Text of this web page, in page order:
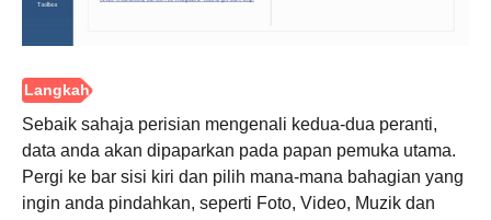
Sebaik sahaja perisian mengenali kedua-dua peranti,
data anda akan dipaparkan pada papan pemuka utama.
Pergi ke bar sisi kiri dan pilih mana-mana bahagian yang
ingin anda pindahkan, seperti Foto, Video, Muzik dan